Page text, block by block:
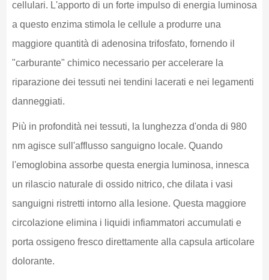
cellulari. L'apporto di un forte impulso di energia luminosa
a questo enzima stimola le cellule a produrre una
maggiore quantità di adenosina trifosfato, fornendo il
"carburante" chimico necessario per accelerare la
riparazione dei tessuti nei tendini lacerati e nei legamenti
danneggiati.
Più in profondità nei tessuti, la lunghezza d'onda di 980
nm agisce sull'afflusso sanguigno locale. Quando
l'emoglobina assorbe questa energia luminosa, innesca
un rilascio naturale di ossido nitrico, che dilata i vasi
sanguigni ristretti intorno alla lesione. Questa maggiore
circolazione elimina i liquidi infiammatori accumulati e
porta ossigeno fresco direttamente alla capsula articolare
dolorante.